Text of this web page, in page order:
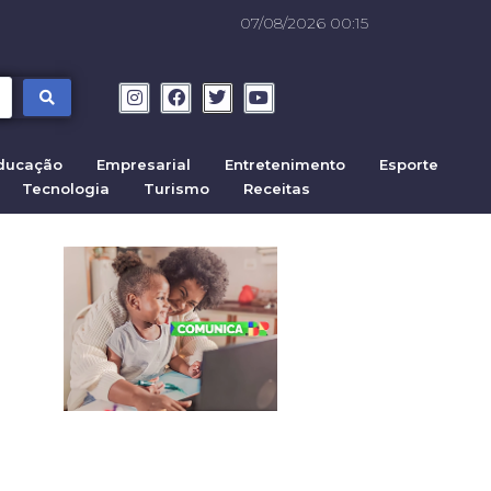
07/08/2026 00:15
Empresarial Entretenimento
Esporte
Tecnologia Turismo Receitas